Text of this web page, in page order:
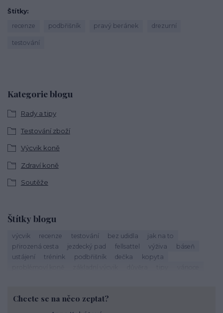
Kategorie blogu
Rady a tipy
Testování zboží
Výcvik koně
Zdraví koně
Soutěže
Štítky blogu
výcvik recenze testování bez udidla
jak na to
přirozená cesta
jezdecký pad fellsattel výživa
báseň
ustájení
trénink podbřišník dečka
kopyta
závody
podpora útulkům správný výběr
Chcete se na něco zeptat?
Štítky
recenze
podbřišník pravý beránek drezurní
testování